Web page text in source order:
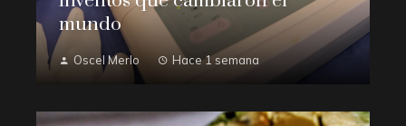
mundo
Oscel Merlo Hace 1 semana